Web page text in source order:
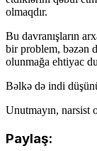
olmaqdır.
Bu davranışların
bir problem, bəzən
olunmağa ehtiyac
Bəlkə də indi
Unutmayın, narsist
Paylaş: